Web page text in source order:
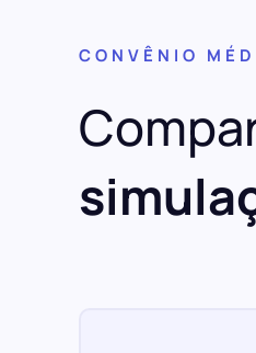
CONVÊNIO